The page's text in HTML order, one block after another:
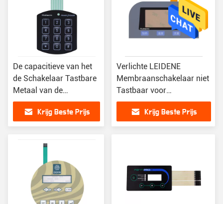
De capacitieve van het
de Schakelaar Tastbare
Metaal van de
Membraanaanraking
Schakelaar van het de
Koepelmembraan
Krijg Beste Prijs
Verlichte LEIDENE
Membraanschakelaar niet
Tastbaar voor
Elektromagnetische Oven
Krijg Beste Prijs